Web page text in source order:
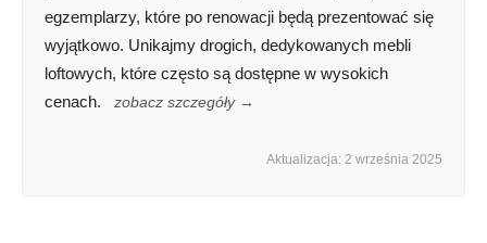
egzemplarzy, które po renowacji będą prezentować się
wyjątkowo. Unikajmy drogich, dedykowanych mebli
loftowych, które często są dostępne w wysokich
cenach.
zobacz szczegóły →
Aktualizacja: 2 września 2025